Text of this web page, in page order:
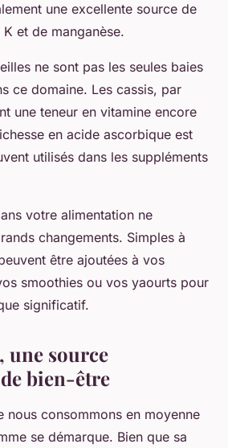
une excellente source de
et de manganèse.
ne sont pas les seules baies
ce domaine. Les cassis, par
une teneur en vitamine encore
en acide ascorbique est
utilisés dans les suppléments
votre alimentation ne
changements. Simples à
être ajoutées à vos
smoothies ou vos yaourts pour
significatif.
une source
bien-être
nous consommons en moyenne
se démarque. Bien que sa